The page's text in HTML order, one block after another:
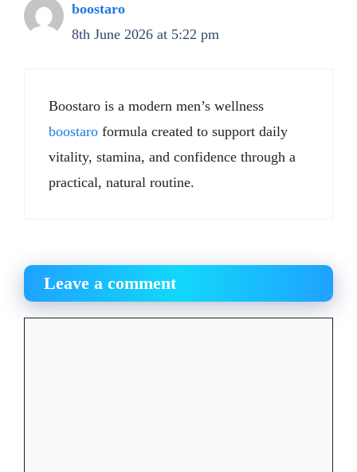
boostaro
8th June 2026 at 5:22 pm
Boostaro is a modern men’s wellness
boostaro formula created to support daily
vitality, stamina, and confidence through a
practical, natural routine.
Leave a comment